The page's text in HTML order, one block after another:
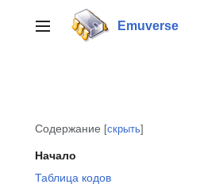
к
содержанию
Переключить боковую панель
Emuverse
Содержание скрыть
Начало
Таблица кодов